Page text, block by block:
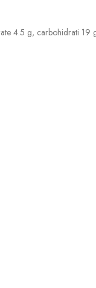
4.5 g, carbohidrati 19